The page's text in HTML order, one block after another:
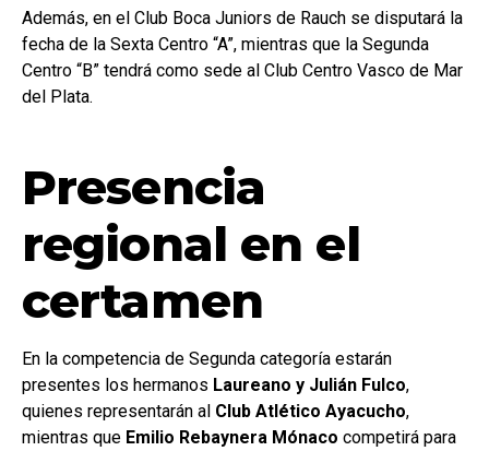
Además, en el Club Boca Juniors de Rauch se disputará la
fecha de la Sexta Centro “A”, mientras que la Segunda
Centro “B” tendrá como sede al Club Centro Vasco de Mar
del Plata.
Presencia
regional en el
certamen
En la competencia de Segunda categoría estarán
presentes los hermanos Laureano y Julián Fulco,
quienes representarán al Club Atlético Ayacucho,
mientras que Emilio Rebaynera Mónaco competirá para